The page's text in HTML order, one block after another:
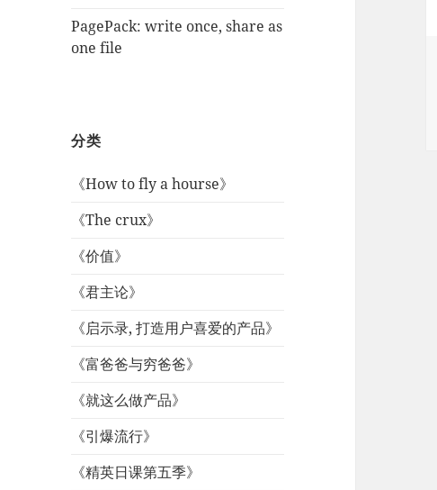
PagePack: write once, share as
one file
分类
《How to fly a hourse》
《The crux》
《价值》
《君主论》
《启示录, 打造用户喜爱的产品》
《富爸爸与穷爸爸》
《就这么做产品》
《引爆流行》
《精英日课第五季》